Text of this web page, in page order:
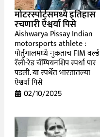
मोटरस्पोर्ट्समध्ये इतिहास
रचणारी ऐश्वर्या पिसे
Aishwarya Pissay Indian
motorsports athlete :
पोर्तुगालमध्ये नुकताच FIM वर्ल्ड
रॅली-रेड चॅम्पियनशिप स्पर्धा पार
पडली. या स्पर्धेत भारतातल्या
ऐश्वर्या पिसे
02/10/2025